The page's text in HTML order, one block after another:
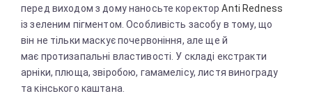
перед виходом з дому наносьте коректорAnti Redness
із зеленим пігментом. Особливість засобу в тому, що
він не тільки маскує почервоніння, але ще й
має протизапальні властивості. У складі екстракти
арніки, плюща, звіробою, гамамелісу, листя винограду
та кінського каштана.